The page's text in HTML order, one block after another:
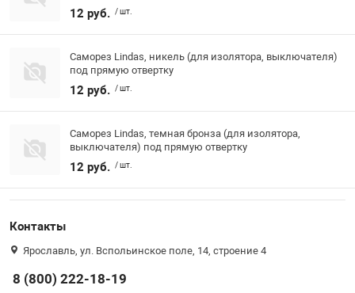
12 руб. / шт.
Саморез Lindas, никель (для изолятора, выключателя)
под прямую отвертку
12 руб. / шт.
Саморез Lindas, темная бронза (для изолятора,
выключателя) под прямую отвертку
12 руб. / шт.
Контакты
Ярославль, ул. Вспольинское поле, 14, строение 4
8 (800) 222-18-19